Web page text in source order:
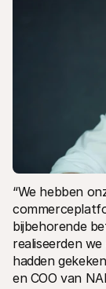
“We hebben
bijbehorende
realiseerden
hadden
en COO van